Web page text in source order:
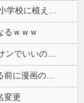
【復讐】 絶対に「植えてはいけない植物」を小学校に植えた→20年経って見に行くと…「！？」衝撃の光景が・・・
るｗｗｗ
【画像】はいだしょうこ（47）「こんなオバサンでいいの…？」
森川ジョージ「みい山アンチは正義を主張する前に漫画の無断転載をやめろよ」←これwwww
変更